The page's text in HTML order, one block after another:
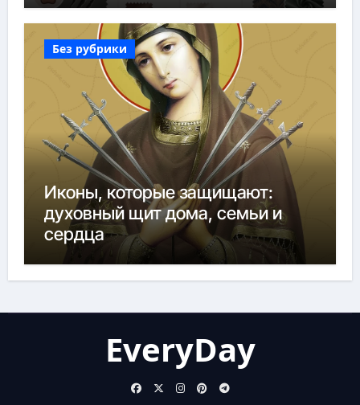
Без рубрики
Иконы, которые защищают:
духовный щит дома, семьи и
сердца
EveryDay